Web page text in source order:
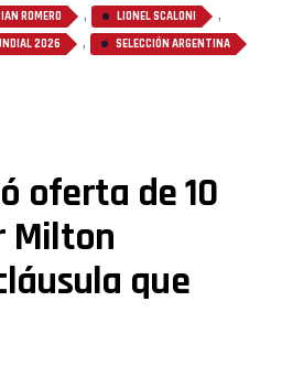
ROMERO , LIONEL SCALONI ,
2026 , SELECCIÓN ARGENTINA
oferta de 10
Milton
que